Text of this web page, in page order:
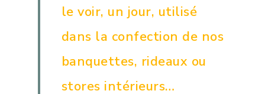
le voir, un jour, utilisé
dans la confection de nos
banquettes, rideaux ou
stores intérieurs…